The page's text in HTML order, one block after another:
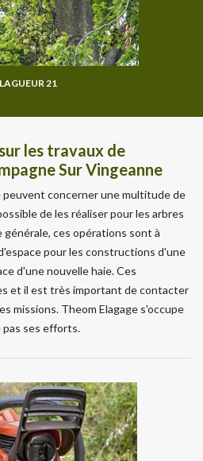
21
les travaux de
Sur Vingeanne
peuvent concerner une multitude de
de les réaliser pour les arbres
générale, ces opérations sont à
pour les constructions d'une
d'une nouvelle haie. Ces
et il est très important de contacter
missions. Theom Elagage s'occupe
pas ses efforts.